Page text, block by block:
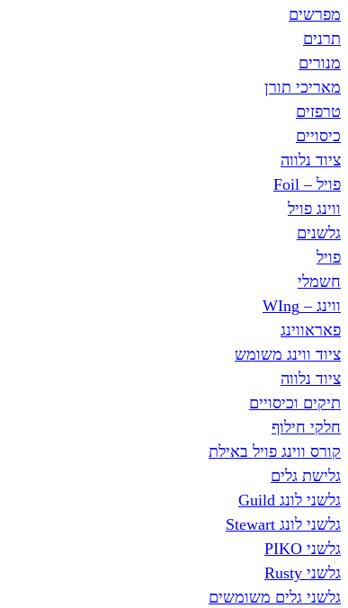
מפרשים
תרנים
מנורים
מאריכי תורן
טרפזים
כיסויים
ציוד נלווה
פויל – Foil
ווינג פויל
גלשנים
פויל
חשמלי
ווינג – WIng
פאראווינג
ציוד ווינג משומש
ציוד נלווה
תיקים וכיסויים
חלקי חילוף
קורס ווינג פויל באילת
גלישת גלים
גלשני לונג Guild
גלשני לונג Stewart
גלשני PIKO
גלשני Rusty
גלשני גלים משומשים